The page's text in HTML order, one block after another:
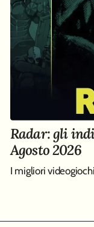
Radar: gli
Agosto 2026